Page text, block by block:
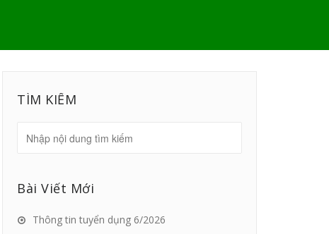
TÌM KIẾM
Bài Viết Mới
Thông tin tuyển dụng 6/2026